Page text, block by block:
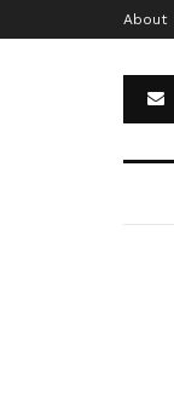
About